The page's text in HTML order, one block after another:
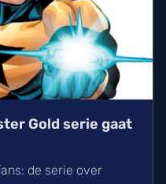
Gold serie gaat
de serie over